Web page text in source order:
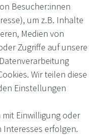
& mehr. Entdecken Sie
Ladengeschäft. Wenn
an uns.
Besucher:innen
um z.B. Inhalte
Medien von
Zugriffe auf unsere
Wir teilen diese
Einstellungen
Einwilligung oder
erfolgen.